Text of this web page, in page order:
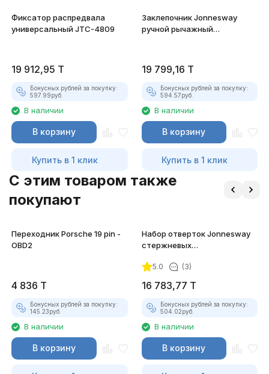
Фиксатор распредвала
универсальный JTC-4809
19 912,95 T
Бонусных рублей за покупку:
597.99руб.
В наличии
В корзину
Купить в 1 клик
Заклепочник Jonnesway
ручной рычажный
19 799,16 T
Бонусных рублей за покупку:
594.57руб.
В наличии
В корзину
Купить в 1 клик
C этим товаром также
покупают
Переходник Porsche 19 pin -
OBD2
4 836 T
Бонусных рублей за покупку:
145.23руб.
В наличии
В корзину
Набор отверток Jonnesway
стержневых
предметов
5.0 (3)
16 783,77 T
Бонусных рублей за покупку:
504.02руб.
В наличии
В корзину